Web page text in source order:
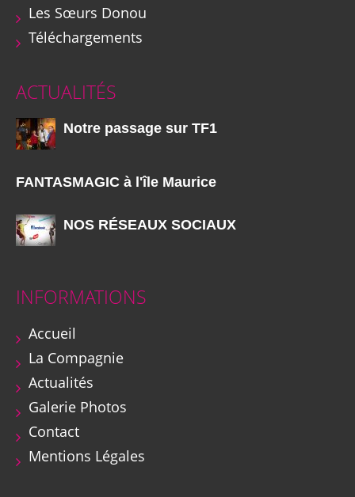
Les Sœurs Donou
Téléchargements
ACTUALITÉS
Notre passage sur TF1
FANTASMAGIC à l'île Maurice
NOS RÉSEAUX SOCIAUX
INFORMATIONS
Accueil
La Compagnie
Actualités
Galerie Photos
Contact
Mentions Légales